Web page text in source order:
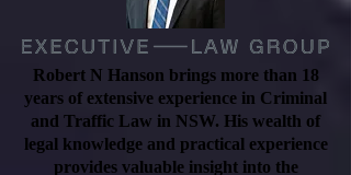
Robert N Hanson brings more than 18
years of extensive experience in Criminal
and Traffic Law in NSW. His wealth of
legal knowledge and practical experience
provides valuable insight into the